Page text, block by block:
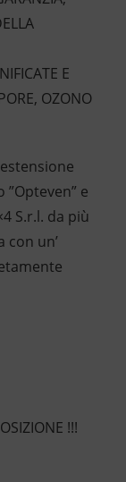
E
OZONO
e
S.r.l. da più
con un’
!!!